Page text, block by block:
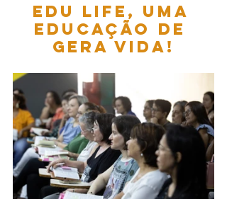
EDU Life, uma
educação de
gera vida!